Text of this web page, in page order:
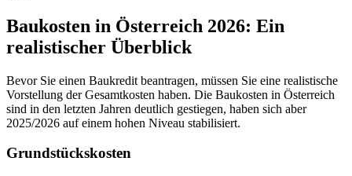
Baukosten in Österreich 2026: Ein
realistischer Überblick
Bevor Sie einen Baukredit beantragen, müssen Sie eine realistische
Vorstellung der Gesamtkosten haben. Die Baukosten in Österreich
sind in den letzten Jahren deutlich gestiegen, haben sich aber
2025/2026 auf einem hohen Niveau stabilisiert.
Grundstückskosten